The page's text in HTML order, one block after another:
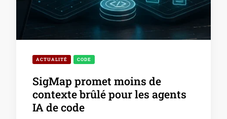
ACTUALITÉ CODE
SigMap promet moins de
contexte brûlé pour les agents
IA de code